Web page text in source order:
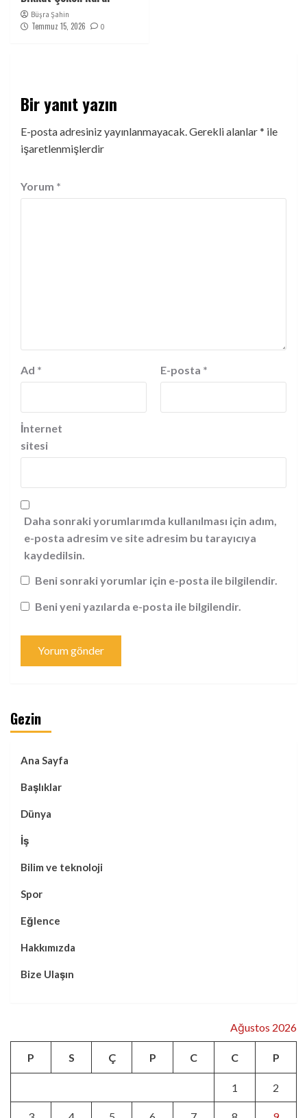
Büşra Şahin
Temmuz 15, 2026 0
Bir yanıt yazın
E-posta adresiniz yayınlanmayacak.Gerekli alanlar* ile
işaretlenmişlerdir
Yorum *
Ad * E-posta *
İnternet
sitesi
Daha sonraki yorumlarımda kullanılması için adım,
e-posta adresim ve site adresim bu tarayıcıya
kaydedilsin.
Beni sonraki yorumlar için e-posta ile bilgilendir.
Beni yeni yazılarda e-posta ile bilgilendir.
Gezin
Ana Sayfa
Başlıklar
Dünya
İş
Bilim ve teknoloji
Spor
Eğlence
Hakkımızda
Bize Ulaşın
Ağustos 2026
P S Ç P C C P
1 2